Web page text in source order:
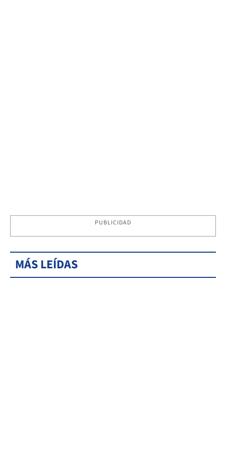
PUBLICIDAD
MÁS LEÍDAS